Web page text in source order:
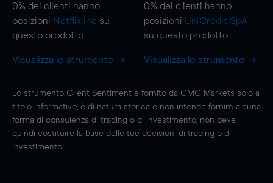
0% dei clienti hanno
posizioni Netflix Inc su
questo prodotto
Visualizza lo strumento
0% dei clienti hanno
posizioni UniCredit SpA
su questo prodotto
Visualizza lo strumento
Lo strumento Client Sentiment è fornito da CMC Markets solo a
titolo informativo, è di natura storica e non intende fornire alcuna
forma di consulenza di trading o di investimento; non deve
quindi costituire la base delle tue decisioni di trading o di
investimento.